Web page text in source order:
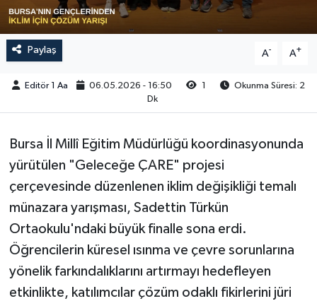
Paylaş A- A+
Editör 1 Aa 06.05.2026 - 16:50 1
Okunma Süresi: 2
Dk
Bursa İl Millî Eğitim Müdürlüğü koordinasyonunda
yürütülen "Geleceğe ÇARE" projesi
çerçevesinde düzenlenen iklim değişikliği temalı
münazara yarışması, Sadettin Türkün
Ortaokulu'ndaki büyük finalle sona erdi.
Öğrencilerin küresel ısınma ve çevre sorunlarına
yönelik farkındalıklarını artırmayı hedefleyen
etkinlikte, katılımcılar çözüm odaklı fikirlerini jüri
Türkiye
Video Galeri